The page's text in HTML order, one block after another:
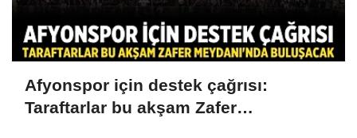
Afyonspor için destek çağrısı:
Taraftarlar bu akşam Zafer